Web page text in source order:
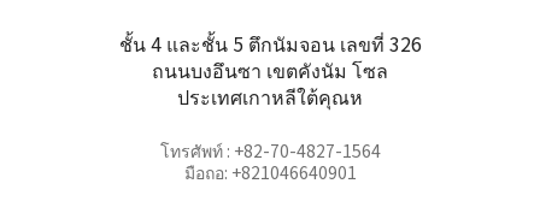
ชั้น 4 และชั้น 5 ตึกนัมจอน เลขที่ 326
ถนนบงอึนซา เขตคังนัม โซล
ประเทศเกาหลีใต้คุณห
โทรศัพท์ : +82-70-4827-1564
มือถอ: +821046640901